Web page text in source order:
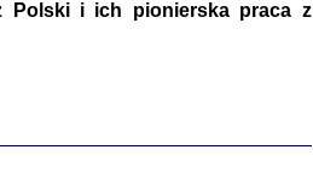
Kalman Rotgeber
Polski i ich pionierska praca z